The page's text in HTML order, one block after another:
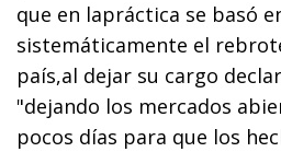
que en lapráctica se basó
sistemáticamente el
país,al dejar su cargo
"dejando los mercados
pocos días para que los